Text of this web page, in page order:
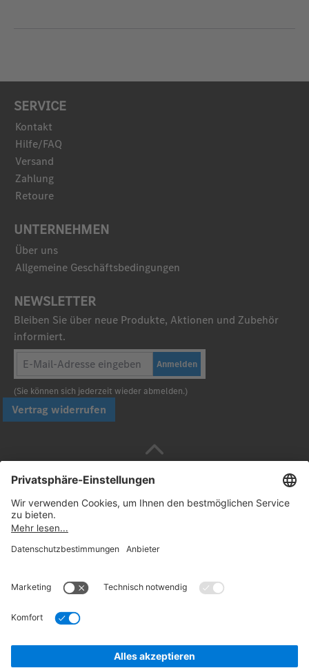
SERVICE
Kontakt
Hilfe/FAQ
Versand
Zahlung
Retoure
UNTERNEHMEN
Über uns
Allgemeine Geschäftsbedingungen
NEWSLETTER
Bleiben Sie über neue Produkte, Aktionen und Zubehör
informiert.
Anmelden
(Sie können sich jederzeit wieder abmelden.)
Vertrag widerrufen
Sicher bezahlen mit
© 2026. Daimler Truck AG. Alle Rechte vorbehalten
Widerrufsbelehrung